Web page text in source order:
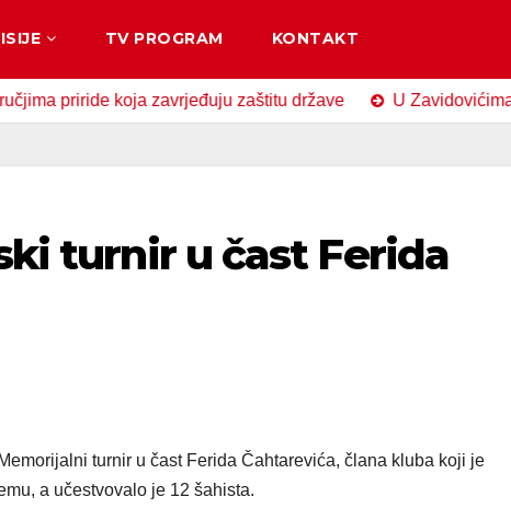
TV PROGRAM KONTAKT
koja zavrjeđuju zaštitu države U Zavidovićima
turnir u čast Ferida
turnir u čast Ferida Čahtarevića, člana kluba koji je
a učestvovalo je 12 šahista.